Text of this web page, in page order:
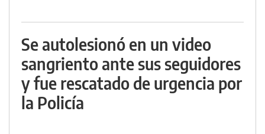
Se autolesionó en un video
sangriento ante sus seguidores
y fue rescatado de urgencia por
la Policía